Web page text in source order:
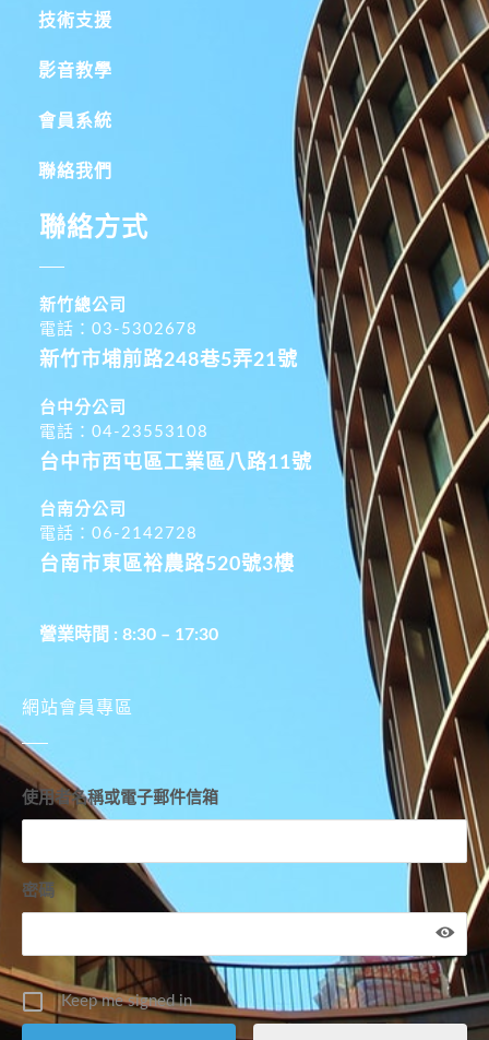
技術支援
影音教學
會員系統
聯絡我們
聯絡方式
新竹總公司
電話：03-5302678
新竹市埔前路248巷5弄21號
台中分公司
電話：04-23553108
台中市西屯區工業區八路11號
台南分公司
電話：06-2142728
台南市東區裕農路520號3樓
營業時間 : 8:30 – 17:30
網站會員專區
使用者名稱或電子郵件信箱
密碼
Keep me signed in